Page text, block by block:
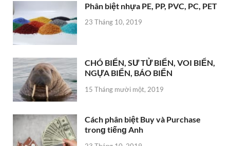
Phân biệt nhựa PE, PP, PVC, PC, PET
23 Tháng 10, 2019
CHÓ BIỂN, SƯ TỬ BIỂN, VOI BIỂN,
NGỰA BIỂN, BÁO BIỂN
15 Tháng mười một, 2019
Cách phân biệt Buy và Purchase
tronɡ tiếnɡ Anh